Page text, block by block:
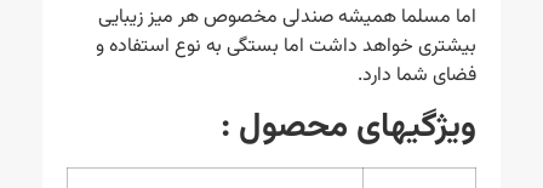
اما مسلما همیشه صندلی مخصوص هر میز زیبایی
بیشتری خواهد داشت اما بستگی به نوع استفاده و
فضای شما دارد.
ویژگیهای محصول: